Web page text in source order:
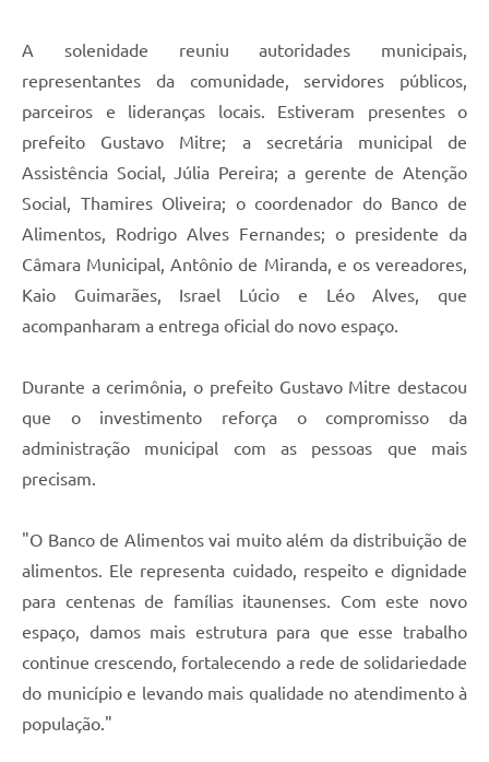
A solenidade reuniu autoridades municipais,
representantes da comunidade, servidores públicos,
parceiros e lideranças locais. Estiveram presentes o
prefeito Gustavo Mitre; a secretária municipal de
Assistência Social, Júlia Pereira; a gerente de Atenção
Social, Thamires Oliveira; o coordenador do Banco de
Alimentos, Rodrigo Alves Fernandes; o presidente da
Câmara Municipal, Antônio de Miranda, e os vereadores,
Kaio Guimarães, Israel Lúcio e Léo Alves, que
acompanharam a entrega oficial do novo espaço.
Durante a cerimônia, o prefeito Gustavo Mitre destacou
que o investimento reforça o compromisso da
administração municipal com as pessoas que mais
precisam.
"O Banco de Alimentos vai muito além da distribuição de
alimentos. Ele representa cuidado, respeito e dignidade
para centenas de famílias itaunenses. Com este novo
espaço, damos mais estrutura para que esse trabalho
continue crescendo, fortalecendo a rede de solidariedade
do município e levando mais qualidade no atendimento à
população."